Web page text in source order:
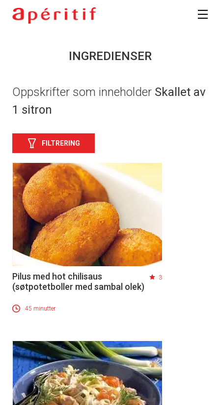
INGREDIENSER
Oppskrifter som inneholder Skallet av
1 sitron
FILTRERING
Pilus med hot chilisaus
(søtpotetboller med sambal olek)
3
45 minutter